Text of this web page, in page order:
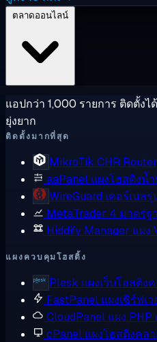
แอปกว่า 1,000 รายการ ติดตั้งไ
ยุ่งยาก
ติดตั้งมากที่สุด
MikroTik CHR
aaPanel แผงโฮสติงน้
WireGuard เคอร์เนล
MetaTrader 4 มาตรฐ
Hiddify Manager แผง
แผงควบคุมโฮสติ้ง
Plesk แผงเว็บโฮสติง
FastPanel แผงเซิร์ฟเ
CloudPanel แผง PHP
cPanel แผงโฮสติงคล